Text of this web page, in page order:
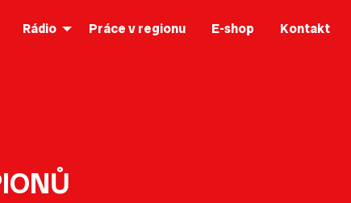
Rádio Práce v regionu E-shop Kontakt